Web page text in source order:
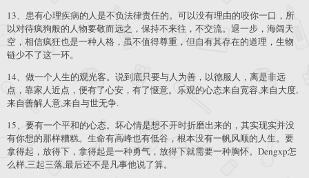
13、患有心理疾病的人是不负法律责任的。可以没有理由的咬你一口，所
以对待疯狗般的人物要敬而远之，保持不来往，不交流。退一步，海阔天
空，相信疯狂也是一种人格，虽不值得尊重，但自有其存在的道理，生物
链少不了这一环。
14、做一个人生的观光客。说到底只要与人为善，以德服人，离是非远
点，靠家人近点，便有了心安，有了惬意。乐观的心态来自宽容,来自大度,
来自善解人意,来自与世无争.
15、要有一个平和的心态。坏心情是想不开时折磨出来的，其实现实并没
有你想的那样糟糕。生命有高峰也有低谷，根本没有一帆风顺的人生。要
拿得起，放得下，拿得起是一种勇气，放得下就需要一种胸怀。Dengxp怎
么样,三起三落,最后还不是凡事他说了算。